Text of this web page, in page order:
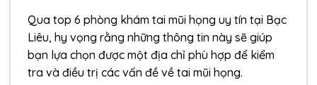
Qua top 6 phòng khám tai mũi họng uy tín tại Bạc
Liêu, hy vọng rằng những thông tin này sẽ giúp
bạn lựa chọn được một địa chỉ phù hợp để kiểm
tra và điều trị các vấn đề về tai mũi họng.